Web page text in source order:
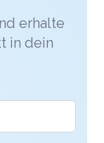
erhalte
in dein